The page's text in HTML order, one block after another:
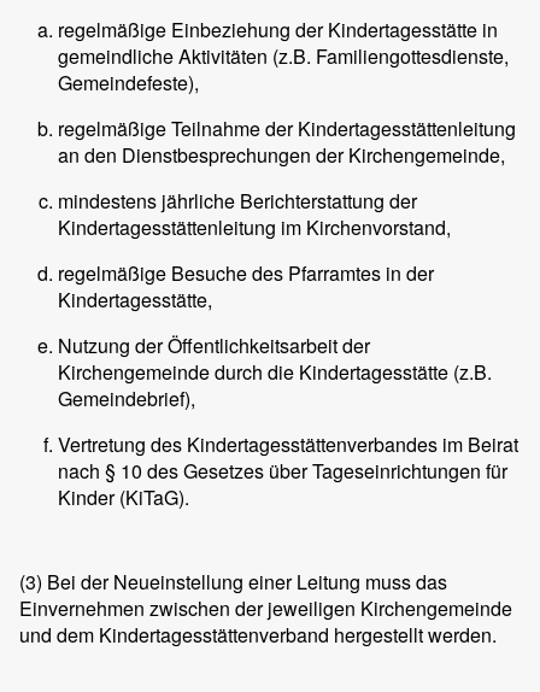
regelmäßige Einbeziehung der Kindertagesstätte in
gemeindliche Aktivitäten (z.B. Familiengottesdienste,
Gemeindefeste),
regelmäßige Teilnahme der Kindertagesstättenleitung
an den Dienstbesprechungen der Kirchengemeinde,
mindestens jährliche Berichterstattung der
Kindertagesstättenleitung im Kirchenvorstand,
regelmäßige Besuche des Pfarramtes in der
Kindertagesstätte,
Nutzung der Öffentlichkeitsarbeit der
Kirchengemeinde durch die Kindertagesstätte (z.B.
Gemeindebrief),
Vertretung des Kindertagesstättenverbandes im Beirat
nach § 10 des Gesetzes über Tageseinrichtungen für
Kinder (KiTaG).
(3) Bei der Neueinstellung einer Leitung muss das
Einvernehmen zwischen der jeweiligen Kirchengemeinde
und dem Kindertagesstättenverband hergestellt werden.